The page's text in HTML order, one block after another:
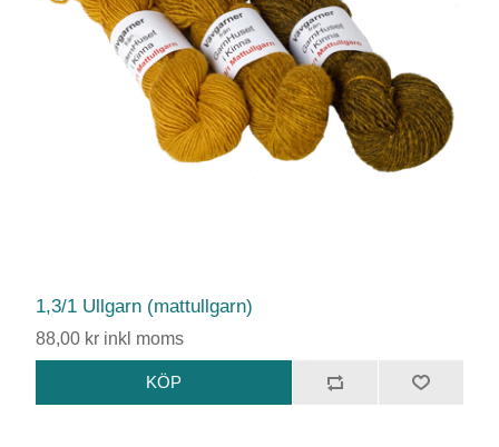
1,3/1 Ullgarn (mattullgarn)
88,00 kr inkl moms